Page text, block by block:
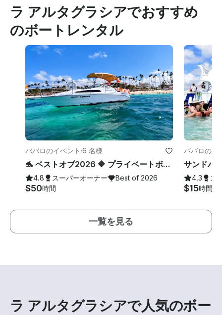
ラ アルタグラシアでおすすめ
のボートレンタル
ババロのイベント ·6 名様
🐬 ベストオブ2026 🔶 プライベートボートツアー 🔶 シュノーケリング、シープール、ワイルドビーチ。
4.8 スーパーオーナー Best of 2026
$50時間
ババロのイ
4.3 ス
$15時間
一覧を見る
ラ アルタグラシアで人気のボー